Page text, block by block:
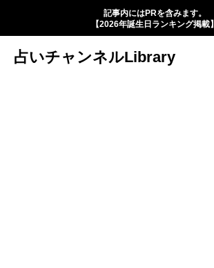
記事内にはPRを含みます。
【2026年誕生日ランキング掲載】
占いチャンネルLibrary